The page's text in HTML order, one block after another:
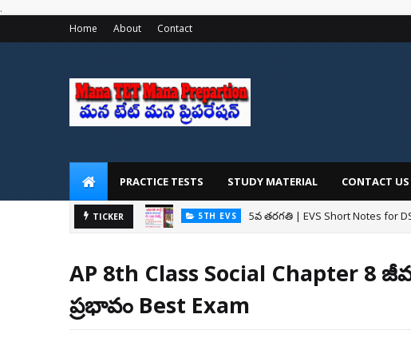
.
Home About Contact
PRACTICE TESTS STUDY MATERIAL CONTACT US
TICKER AP DSC 2024 AP Mega DSC: మెగా డీఎస్సీపైనే
AP 8th Class Social Chapter 8
ప్రభావం Best Exam